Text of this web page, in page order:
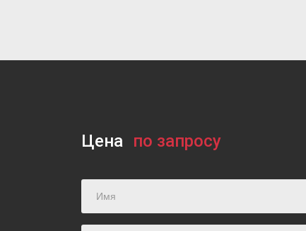
Цена по запросу